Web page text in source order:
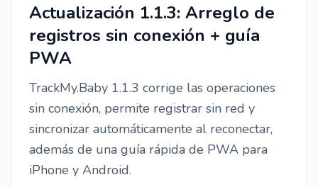
Actualización 1.1.3: Arreglo de
registros sin conexión + guía
PWA
TrackMy.Baby 1.1.3 corrige las operaciones
sin conexión, permite registrar sin red y
sincronizar automáticamente al reconectar,
además de una guía rápida de PWA para
iPhone y Android.